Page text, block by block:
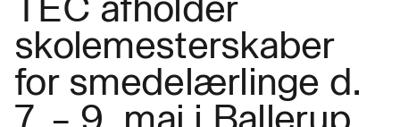
skolemesterskaber
for smedelærlinge d.
7. – 9. maj i Ballerup.